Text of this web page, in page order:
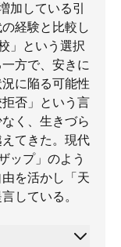
加している引
経験と比較し
」という選択
方で、安きに
に陥る可能性
否」という言
く、生きづら
てきた。現代
ップ」のよう
を活かし「天
している。